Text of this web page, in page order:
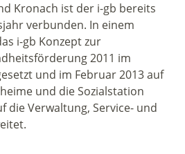
Kronach ist der i-gb bereits
verbunden. In einem
i-gb Konzept zur
2011 im
und im Februar 2013 auf
und die Sozialstation
die Verwaltung, Service- und